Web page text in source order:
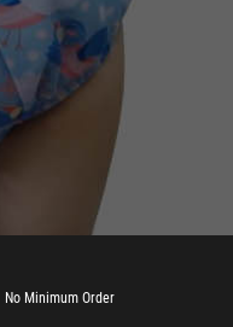
No Minimum Order